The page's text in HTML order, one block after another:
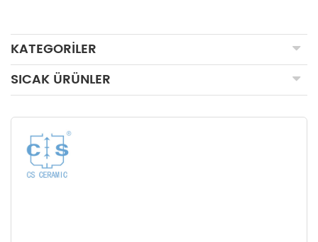
KATEGORILER
SICAK ÜRÜNLER